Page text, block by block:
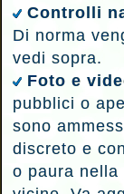
Controlli
Di norma
vedi sopra.
Foto e
pubblici o
sono
discreto e
o paura nella